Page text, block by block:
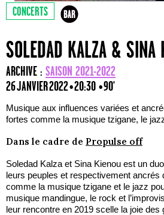
CONCERTS
SOLEDAD KALZA & SINA
ARCHIVE : SAISON 2021-2022
26 JANVIER 2022 • 20:30 • 90'
Musique aux influences variées et
fortes comme la musique tzigane, le
Dans le cadre de Propulse off
Soledad Kalza et Sina Kienou est un
leurs peuples et respectivement ancrés
comme la musique tzigane et le jazz
musique mandingue, le rock et
leur rencontre en 2019 scelle la joie des